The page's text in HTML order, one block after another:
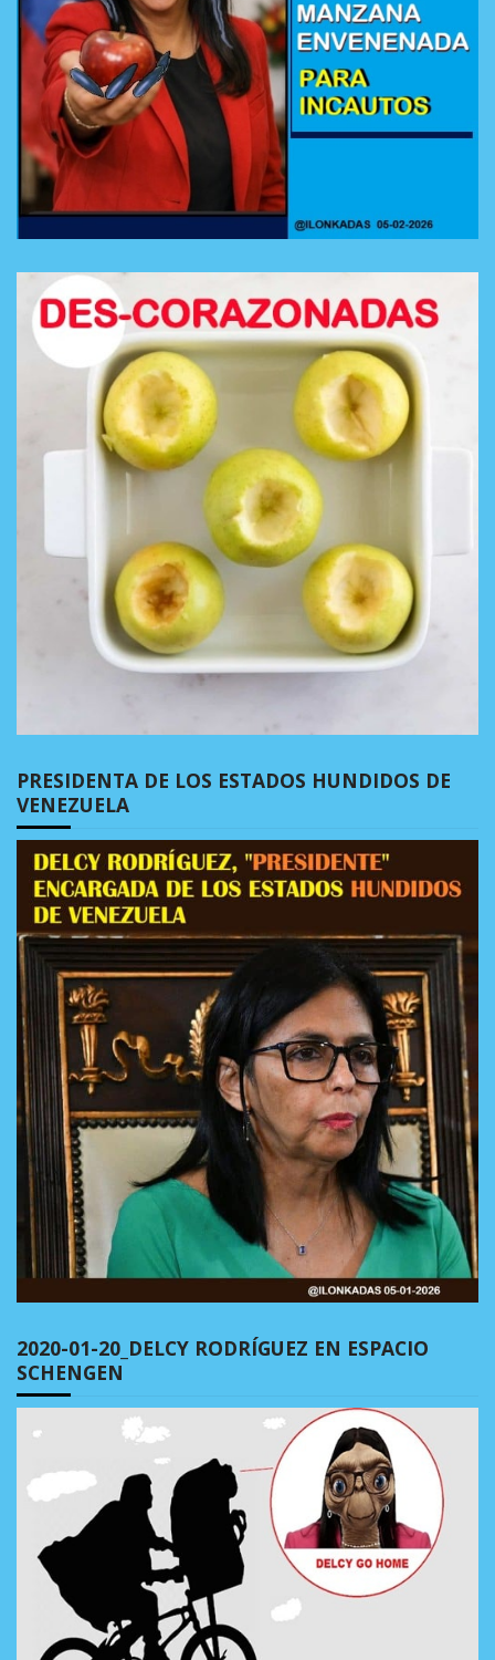
PRESIDENTA DE LOS ESTADOS HUNDIDOS DE
VENEZUELA
2020-01-20_DELCY RODRÍGUEZ EN ESPACIO
SCHENGEN